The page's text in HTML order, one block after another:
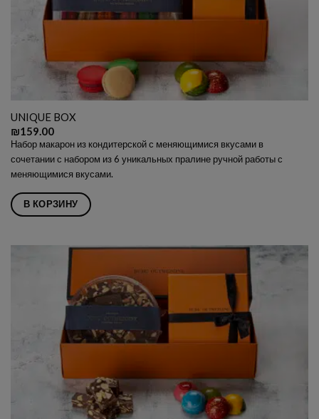
UNIQUE BOX
₪159.00
Набор макарон из кондитерской с меняющимися вкусами в
сочетании с набором из 6 уникальных пралине ручной работы с
меняющимися вкусами.
В КОРЗИНУ